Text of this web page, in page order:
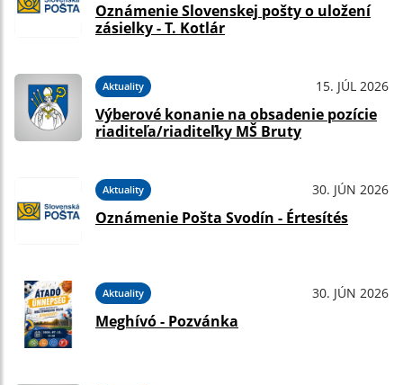
Oznámenie Slovenskej pošty o uložení
zásielky - T. Kotlár
Aktuality 15. JÚL 2026
Výberové konanie na obsadenie pozície
riaditeľa/riaditeľky MŠ Bruty
Aktuality 30. JÚN 2026
Oznámenie Pošta Svodín - Értesítés
Aktuality 30. JÚN 2026
Meghívó - Pozvánka